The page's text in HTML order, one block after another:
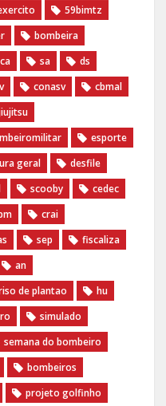
59bimtz
bombeira
sa
ds
conasv
cbmal
esporte
geral
desfile
scooby
cedec
crai
sep
fiscaliza
an
de plantao
hu
simulado
semana do bombeiro
bombeiros
projeto golfinho